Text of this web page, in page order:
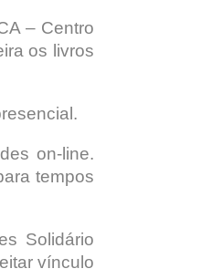
– Centro
os livros
on-line.
tempos
Solidário
vínculo